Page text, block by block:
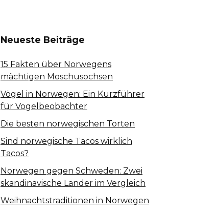
Neueste Beiträge
15 Fakten über Norwegens
mächtigen Moschusochsen
Vögel in Norwegen: Ein Kurzführer
für Vogelbeobachter
Die besten norwegischen Torten
Sind norwegische Tacos wirklich
Tacos?
Norwegen gegen Schweden: Zwei
skandinavische Länder im Vergleich
Weihnachtstraditionen in Norwegen